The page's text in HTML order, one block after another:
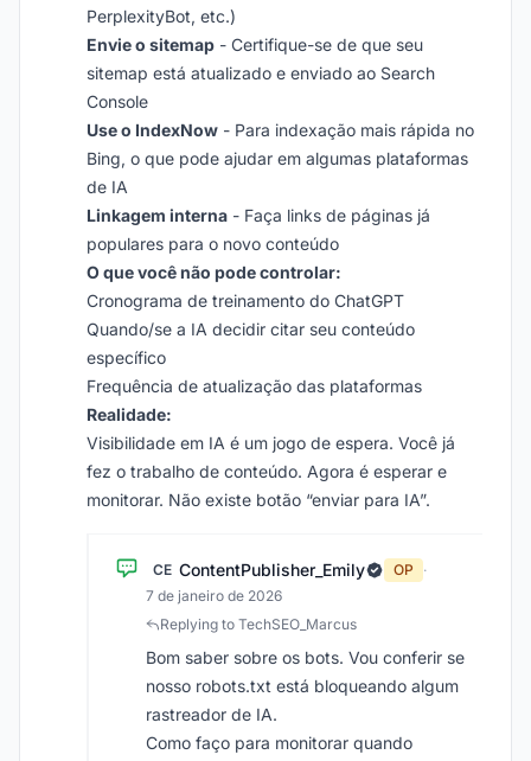
PerplexityBot, etc.)
Envie o sitemap - Certifique-se de que seu
sitemap está atualizado e enviado ao Search
Console
Use o IndexNow - Para indexação mais rápida no
Bing, o que pode ajudar em algumas plataformas
de IA
Linkagem interna - Faça links de páginas já
populares para o novo conteúdo
O que você não pode controlar:
Cronograma de treinamento do ChatGPT
Quando/se a IA decidir citar seu conteúdo
específico
Frequência de atualização das plataformas
Realidade:
Visibilidade em IA é um jogo de espera. Você já
fez o trabalho de conteúdo. Agora é esperar e
monitorar. Não existe botão “enviar para IA”.
CE ContentPublisher_Emily OP
·
7 de janeiro de 2026
Replying to TechSEO_Marcus
Bom saber sobre os bots. Vou conferir se
nosso robots.txt está bloqueando algum
rastreador de IA.
Como faço para monitorar quando